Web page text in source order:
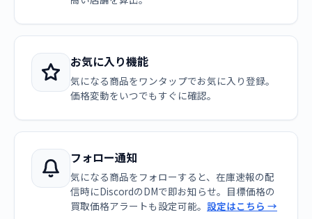
お気に入り機能
気になる商品をワンタップでお気に入り登録。
価格変動をいつでもすぐに確認。
フォロー通知
気になる商品をフォローすると、在庫速報の配
信時にDiscordのDMで即お知らせ。目標価格の
買取価格アラートも設定可能。 設定はこちら →